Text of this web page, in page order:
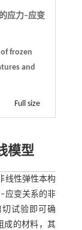
应力‒应变
frozen
and
Full size
模型
线性弹性本构
应变关系的非
试验即可确
成的材料，其